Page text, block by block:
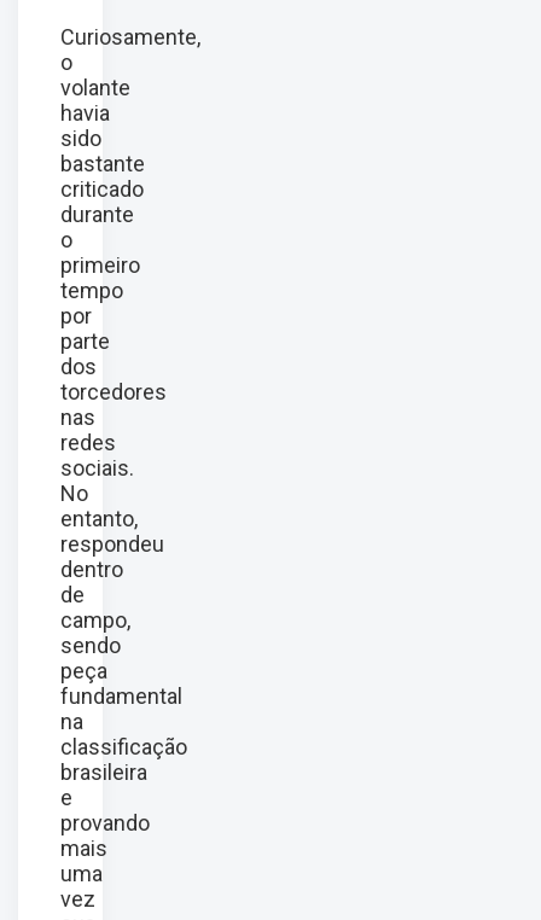
Curiosamente,
o
volante
havia
sido
bastante
criticado
durante
o
primeiro
tempo
por
parte
dos
torcedores
nas
redes
sociais.
No
entanto,
respondeu
dentro
de
campo,
sendo
peça
fundamental
na
classificação
brasileira
e
provando
mais
uma
vez